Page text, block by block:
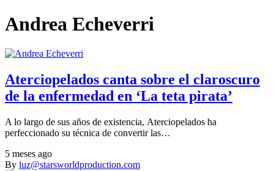
Andrea Echeverri
Aterciopelados canta sobre el claroscuro
de la enfermedad en ‘La teta pirata’
A lo largo de sus años de existencia, Aterciopelados ha
perfeccionado su técnica de convertir las…
5 meses ago
By luz@starsworldproduction.com